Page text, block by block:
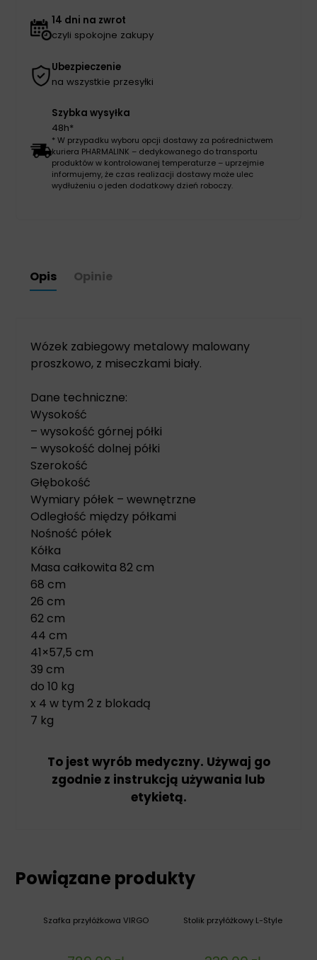
14 dni na zwrot
czyli spokojne zakupy
Ubezpieczenie
na wszystkie przesyłki
Szybka wysyłka
48h*
* W przypadku wyboru opcji dostawy za pośrednictwem
kuriera PHARMALINK – dedykowanego do transportu
produktów w kontrolowanej temperaturze – uprzejmie
informujemy, że czas realizacji dostawy może ulec
wydłużeniu o jeden dodatkowy dzień roboczy.
Opis Opinie
Wózek zabiegowy metalowy malowany
proszkowo, z miseczkami biały.
Dane techniczne:
Wysokość
– wysokość górnej półki
– wysokość dolnej półki
Szerokość
Głębokość
Wymiary półek – wewnętrzne
Odległość między półkami
Nośność półek
Kółka
Masa całkowita 82 cm
68 cm
26 cm
62 cm
44 cm
41×57,5 cm
39 cm
do 10 kg
x 4 w tym 2 z blokadą
7 kg
To jest wyrób medyczny. Używaj go
zgodnie z instrukcją używania lub
etykietą.
Powiązane produkty
Stolik przyłóżkowy L-Style
Szafka przyłóżkowa VIRGO